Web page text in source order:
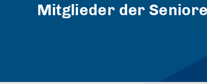
Mitglieder der